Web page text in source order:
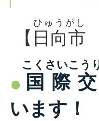
【 日向市
ひゅうがし
国際
こくさいこう
います！